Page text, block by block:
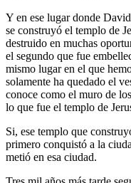
Y en ese lugar donde
se construyó el templo de
destruido en muchas
el segundo que fue
mismo lugar en el que
solamente ha quedado el
conoce como el muro de
lo que fue el templo de
Si, ese templo que
primero conquistó a la
metió en esa ciudad.